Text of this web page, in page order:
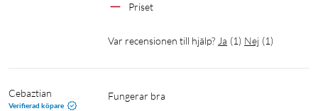
Priset
Var recensionen till hjälp? Ja (1) Nej (1)
Cebaztian
Verifierad köpare
Fungerar bra